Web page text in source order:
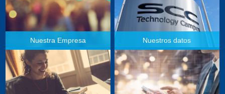
Nuestra Empresa Nuestros datos